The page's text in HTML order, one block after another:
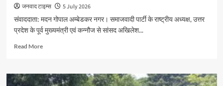
बड़ौदा
परिवार
ने
जनवाद टाइम्स
5 July 2026
संवाददाता: मदन गोपाल अम्बेडकर नगर। समाजवादी पार्टी के राष्ट्रीय अध्यक्ष, उत्तर
प्रदेश के पूर्व मुख्यमंत्री एवं कन्नौज से सांसद अखिलेश...
Read MoreRead
अम्बेडकर
नगर